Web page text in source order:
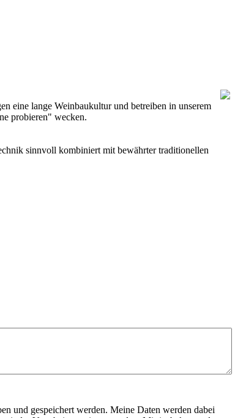
eine lange Weinbaukultur und betreiben in unserem
probieren" wecken.
sinnvoll kombiniert mit bewährter traditionellen
und gespeichert werden. Meine Daten werden dabei